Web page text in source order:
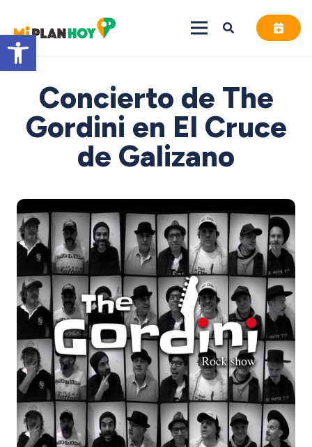
Abrir barra de herramientas
Concierto de The
Gordini en El Cruce
de Galizano